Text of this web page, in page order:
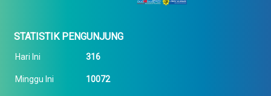
STATISTIK PENGUNJUNG
Hari Ini 316
Minggu Ini 10072